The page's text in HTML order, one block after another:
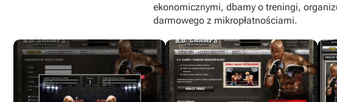
ekonomicznymi, dbamy o treningi,
darmowego z mikropłatnościami.